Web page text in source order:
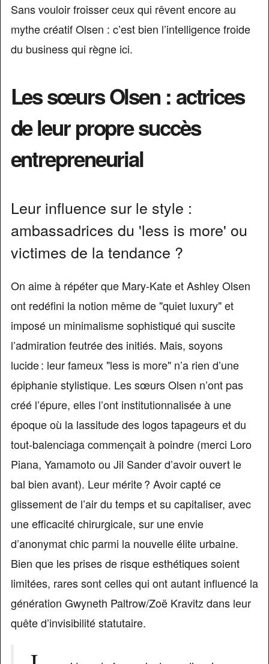
Sans vouloir froisser ceux qui rêvent encore au
mythe créatif Olsen : c’est bien l’intelligence froide
du business qui règne ici.
Les sœurs Olsen : actrices
de leur propre succès
entrepreneurial
Leur influence sur le style :
ambassadrices du 'less is more' ou
victimes de la tendance ?
On aime à répéter que Mary-Kate et Ashley Olsen
ont redéfini la notion même de "quiet luxury" et
imposé un minimalisme sophistiqué qui suscite
l’admiration feutrée des initiés. Mais, soyons
lucide : leur fameux "less is more" n’a rien d’une
épiphanie stylistique. Les sœurs Olsen n’ont pas
créé l’épure, elles l’ont institutionnalisée à une
époque où la lassitude des logos tapageurs et du
tout-balenciaga commençait à poindre (merci Loro
Piana, Yamamoto ou Jil Sander d’avoir ouvert le
bal bien avant). Leur mérite ? Avoir capté ce
glissement de l’air du temps et su capitaliser, avec
une efficacité chirurgicale, sur une envie
d’anonymat chic parmi la nouvelle élite urbaine.
Bien que les prises de risque esthétiques soient
limitées, rares sont celles qui ont autant influencé la
génération Gwyneth Paltrow/Zoë Kravitz dans leur
quête d’invisibilité statutaire.